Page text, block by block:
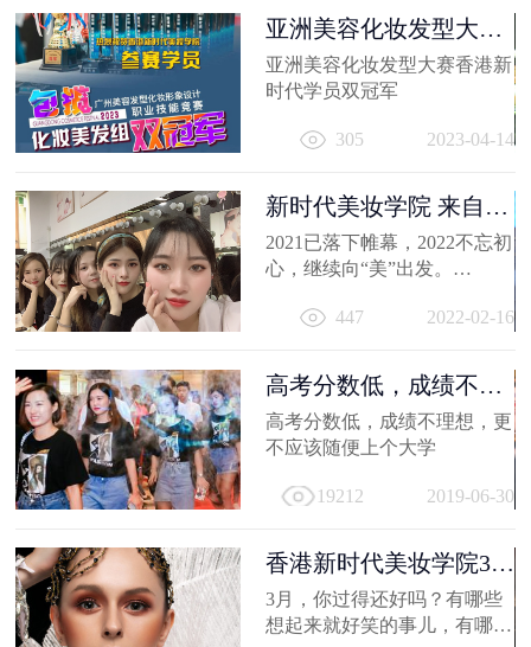
亚洲美容化妆发型大赛
香港新时代...
亚洲美容化妆发型大赛香港新
时代学员双冠军
305 2023-04-14
新时代美妆学院 来自
2021的回忆
2021已落下帷幕，2022不忘初
心，继续向“美”出发。
的小...
447 2022-02-16
高考分数低，成绩不理
想，更不应...
高考分数低，成绩不理想，更
不应该随便上个大学
19212 2019-06-30
香港新时代美妆学院3月
作品选，...
3月，你过得还好吗？有哪些
想起来就好笑的事儿，有哪值